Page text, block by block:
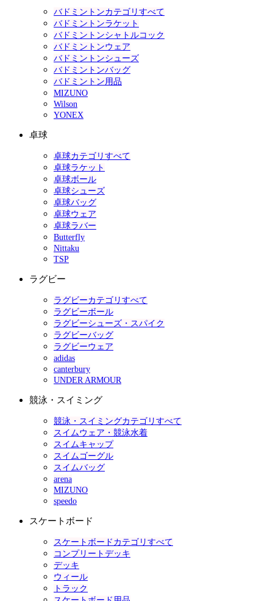
バドミントンカテゴリすべて
バドミントンラケット
バドミントンシャトルコック
バドミントンウェア
バドミントンシューズ
バドミントンバッグ
バドミントン用品
MIZUNO
Wilson
YONEX
卓球
卓球カテゴリすべて
卓球ラケット
卓球ボール
卓球シューズ
卓球バッグ
卓球ウェア
卓球ラバー
Butterfly
Nittaku
TSP
ラグビー
ラグビーカテゴリすべて
ラグビーボール
ラグビーシューズ・スパイク
ラグビーバッグ
ラグビーウェア
adidas
canterbury
UNDER ARMOUR
競泳・スイミング
競泳・スイミングカテゴリすべて
スイムウェア・競泳水着
スイムキャップ
スイムゴーグル
スイムバッグ
arena
MIZUNO
speedo
スケートボード
スケートボードカテゴリすべて
コンプリートデッキ
デッキ
ウィール
トラック